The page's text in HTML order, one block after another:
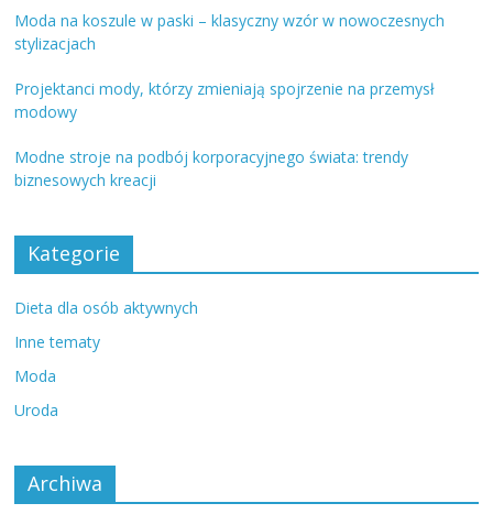
Moda na koszule w paski – klasyczny wzór w nowoczesnych
stylizacjach
Projektanci mody, którzy zmieniają spojrzenie na przemysł
modowy
Modne stroje na podbój korporacyjnego świata: trendy
biznesowych kreacji
Kategorie
Dieta dla osób aktywnych
Inne tematy
Moda
Uroda
Archiwa